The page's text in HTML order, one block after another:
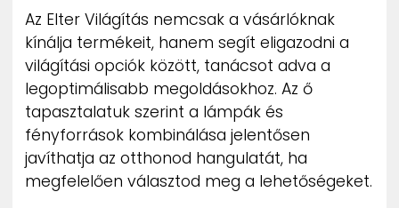
Az Elter Világítás nemcsak a vásárlóknak
kínálja termékeit, hanem segít eligazodni a
világítási opciók között, tanácsot adva a
legoptimálisabb megoldásokhoz. Az ő
tapasztalatuk szerint a lámpák és
fényforrások kombinálása jelentősen
javíthatja az otthonod hangulatát, ha
megfelelően választod meg a lehetőségeket.